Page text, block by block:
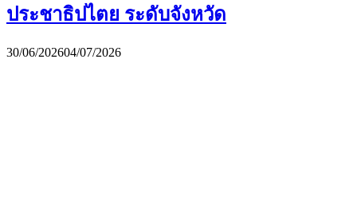
ประชาธิปไตย ระดับจังหวัด
30/06/202604/07/2026